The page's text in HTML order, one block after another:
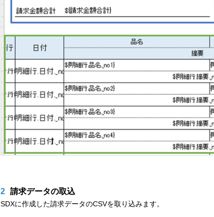
2 請求データの取込
SDXに作成した請求データのCSVを取り込みます。